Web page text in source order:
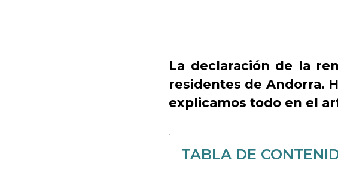
La declaración de la
residentes de Andorra.
explicamos todo en el
TABLA DE